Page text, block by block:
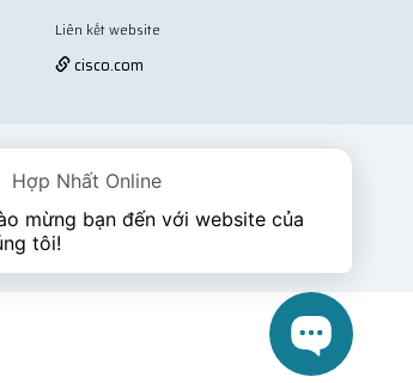
Liên kết website
cisco.com
cisco 3850
switch cisco 2960s
module quang cisco glc-sx-mmd
Hợp Nhất Online
mừng bạn đến với website của
tôi!